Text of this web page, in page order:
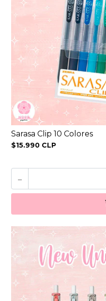
Sarasa Clip 10 Colores
$15.990 CLP
-